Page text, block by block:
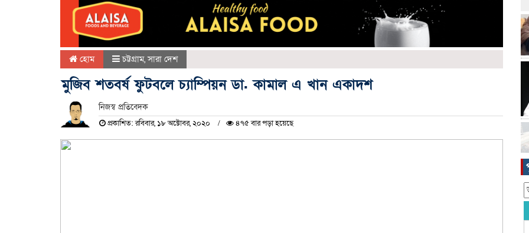
হোম চট্টগ্রাম,সারা দেশ
মুজিব শতবর্ষ ফুটবলে চ্যাম্পিয়ন ডা. কামাল এ খান একাদশ
নিজস্ব প্রতিবেদক
প্রকাশিত: রবিবার, ১৮ অক্টোবর, ২০২০ ৪৭৫ বার পড়া হয়েছে